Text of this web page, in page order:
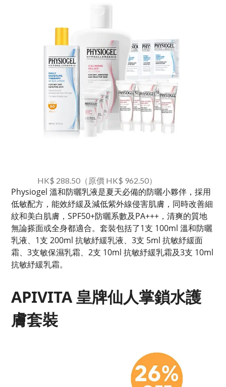
HK$ 288.50（原價 HK$ 962.50）
Physiogel 溫和防曬乳液是夏天必備的防曬小夥伴，採用
低敏配方，能效紓緩及減低紫外線侵害肌膚，同時改善細
紋和美白肌膚，SPF50+防曬系數及PA+++，清爽的質地
無論搽面或全身都適合。套裝包括了1支 100ml 溫和防曬
乳液、1支 200ml 抗敏紓緩乳液、3支 5ml 抗敏紓緩面
霜、3支敏保濕乳霜、2支 10ml 抗敏紓緩乳霜及3支 10ml
抗敏紓緩乳霜。
APIVITA 皇牌仙人掌鎖水護
膚套裝